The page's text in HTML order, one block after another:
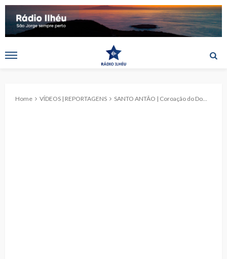
Home VÍDEOS | REPORTAGENS SANTO ANTÃO | Coroação do Domingo da Santíssima Trindade 2026 (c/ vídeo)